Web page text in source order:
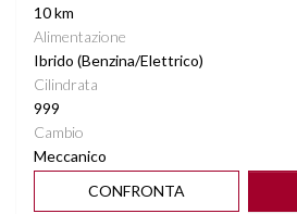
10 km
Alimentazione
Ibrido (Benzina/Elettrico)
Cilindrata
999
Cambio
Meccanico
CONFRONTA